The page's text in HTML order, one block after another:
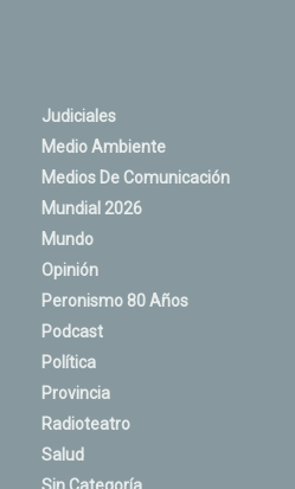
Judiciales
Medio Ambiente
Medios De Comunicación
Mundial 2026
Mundo
Opinión
Peronismo 80 Años
Podcast
Política
Provincia
Radioteatro
Salud
Sin Categoría